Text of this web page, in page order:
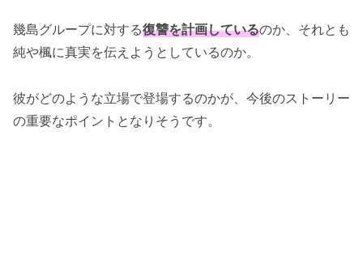
幾島グループに対する復讐を計画しているのか、それとも
純や楓に真実を伝えようとしているのか。
彼がどのような立場で登場するのかが、今後のストーリー
の重要なポイントとなりそうです。